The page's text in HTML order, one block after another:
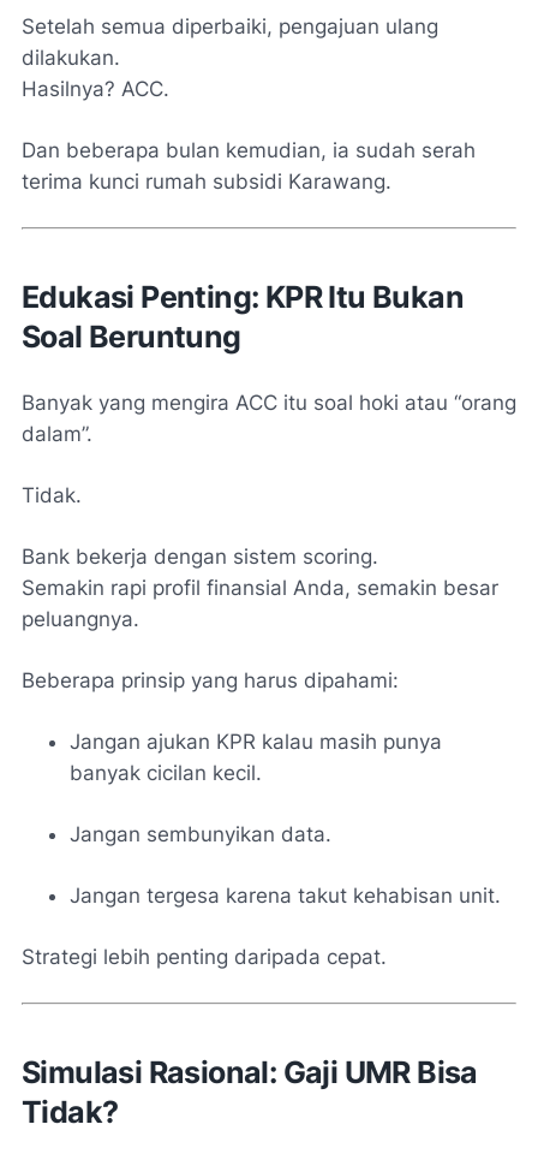
Setelah semua diperbaiki, pengajuan ulang
dilakukan.
Hasilnya? ACC.
Dan beberapa bulan kemudian, ia sudah serah
terima kunci rumah subsidi Karawang.
Edukasi Penting: KPR Itu Bukan
Soal Beruntung
Banyak yang mengira ACC itu soal hoki atau “orang
dalam”.
Tidak.
Bank bekerja dengan sistem scoring.
Semakin rapi profil finansial Anda, semakin besar
peluangnya.
Beberapa prinsip yang harus dipahami:
Jangan ajukan KPR kalau masih punya
banyak cicilan kecil.
Jangan sembunyikan data.
Jangan tergesa karena takut kehabisan unit.
Strategi lebih penting daripada cepat.
Simulasi Rasional: Gaji UMR Bisa
Tidak?